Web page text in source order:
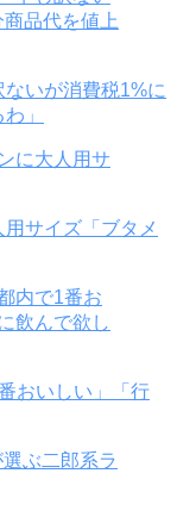
ないが消費税1%に
」
用サイズ「ブタメ
おいしい」「行